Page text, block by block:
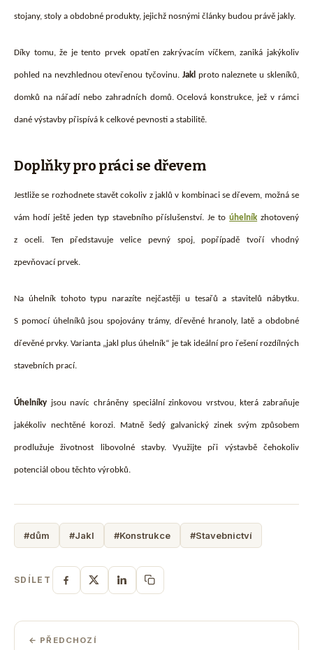
stojany, stoly a obdobné produkty, jejichž nosnými články budou právě jakly.
Díky tomu, že je tento prvek opatřen zakrývacím víčkem, zaniká jakýkoliv
pohled na nevzhlednou otevřenou tyčovinu. Jakl proto naleznete u skleníků,
domků na nářadí nebo zahradních domů. Ocelová konstrukce, jež v rámci
dané výstavby přispívá k celkové pevnosti a stabilitě.
Doplňky pro práci se dřevem
Jestliže se rozhodnete stavět cokoliv z jaklů v kombinaci se dřevem, možná se
vám hodí ještě jeden typ stavebního příslušenství. Je toúhelník zhotovený
z oceli. Ten představuje velice pevný spoj, popřípadě tvoří vhodný
zpevňovací prvek.
Na úhelník tohoto typu narazíte nejčastěji u tesařů a stavitelů nábytku.
S pomocí úhelníků jsou spojovány trámy, dřevěné hranoly, latě a obdobné
dřevěné prvky. Varianta „jakl plus úhelník“ je tak ideální pro řešení rozdílných
stavebních prací.
Úhelníky jsou navíc chráněny speciální zinkovou vrstvou, která zabraňuje
jakékoliv nechtěné korozi. Matně šedý galvanický zinek svým způsobem
prodlužuje životnost libovolné stavby. Využijte při výstavbě čehokoliv
potenciál obou těchto výrobků.
#dům #Jakl #Konstrukce #Stavebnictví
SDÍLET
← PŘEDCHOZÍ